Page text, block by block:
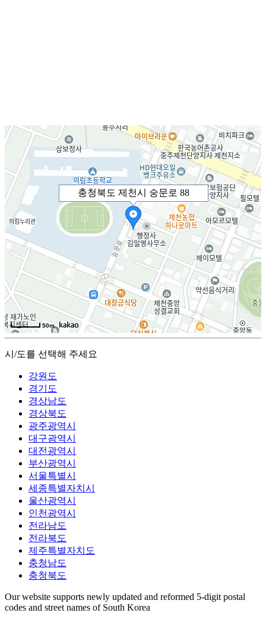
충청북도 제천시 숭문로 88
50m
시/도를 선택해 주세요
강원도
경기도
경상남도
경상북도
광주광역시
대구광역시
대전광역시
부산광역시
서울특별시
세종특별자치시
울산광역시
인천광역시
전라남도
전라북도
제주특별자치도
충청남도
충청북도
Our website supports newly updated and reformed 5-digit postal
codes and street names of South Korea